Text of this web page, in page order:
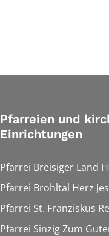
Pfarreien und
Einrichtungen
Pfarrei Breisiger Land
Pfarrei Brohltal Herz
Pfarrei St. Franziskus
Pfarrei Sinzig Zum